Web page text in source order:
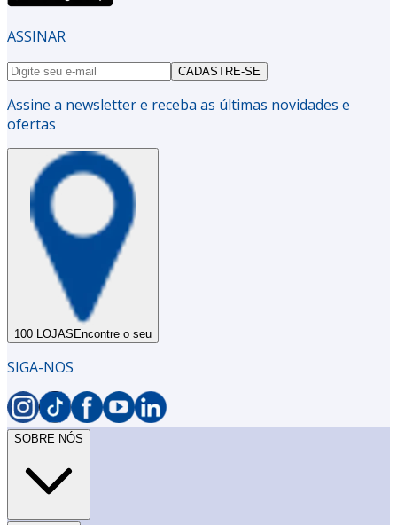
ASSINAR
CADASTRE-SE
Assine a newsletter e receba as últimas novidades e
ofertas
100 LOJAS Encontre o seu
SIGA-NOS
SOBRE NÓS